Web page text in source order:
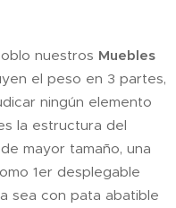
nuestros Muebles
el peso en 3 partes,
ningún elemento
la estructura del
mayor tamaño, una
1er desplegable
sea con pata abatible